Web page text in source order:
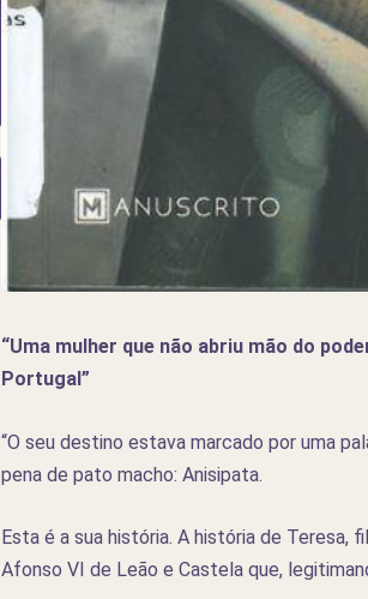
“Uma mulher que não abriu mão do
Portugal”
“O seu destino estava marcado por uma
pena de pato macho: Anisipata.
Esta é a sua história. A história de Teresa,
Afonso VI de Leão e Castela que,